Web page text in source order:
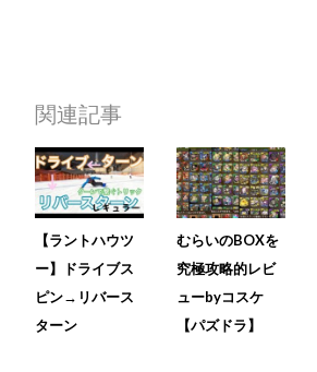
関連記事
【ラントハウツ
ー】ドライブス
ピン→リバース
ターン
むらいのBOXを
究極攻略的レビ
ューbyコスケ
【パズドラ】